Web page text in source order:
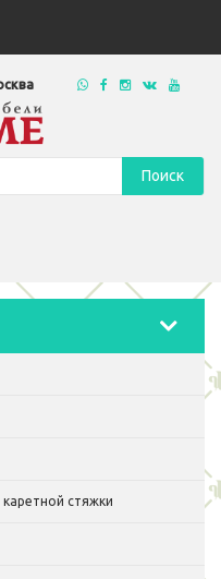
Поиск
стяжки